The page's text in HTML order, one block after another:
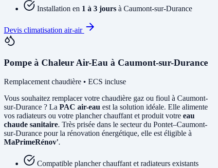
Installation en 1 à 3 jours à Caumont-sur-Durance
Devis climatisation air-air
Pompe à Chaleur Air-Eau à Caumont-sur-Durance
Remplacement chaudière • ECS incluse
Vous souhaitez remplacer votre chaudière gaz ou fioul à Caumont-
sur-Durance ? La PAC air-eau est la solution idéale. Elle alimente
vos radiateurs ou votre plancher chauffant et produit votre eau
chaude sanitaire. Très prisée dans le secteur du Pontet–Caumont-
sur-Durance pour la rénovation énergétique, elle est éligible à
MaPrimeRénov'.
Compatible plancher chauffant et radiateurs existants